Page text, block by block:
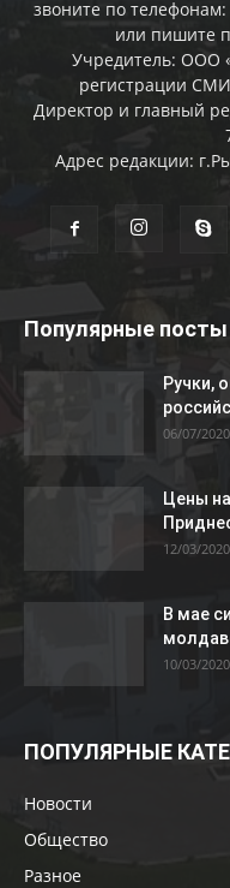
звоните по телефонам:
или пишите
Учредитель: ООО
регистрации
Директор и главный
Адрес редакции:
Популярные посты
Ручки,
06/07/
Цены
12/03/
В мае
10/03/
ПОПУЛЯРНЫЕ
Новости
Общество
Разное